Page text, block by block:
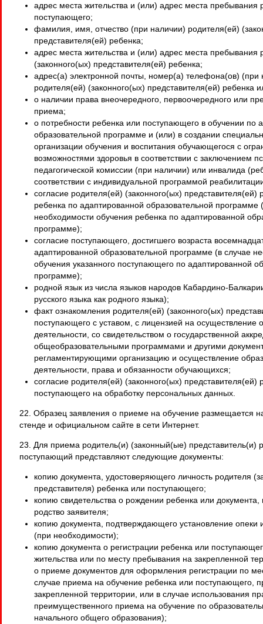
адрес места жительства и (или) адрес места пребывания
поступающего;
фамилия, имя, отчество (при наличии) родителя(ей)
представителя(ей) ребенка;
адрес места жительства и (или) адрес места пребывания
(законного(ых) представителя(ей) ребенка;
адрес(а) электронной почты, номер(а) телефона(ов) (при
родителя(ей) (законного(ых) представителя(ей) ребенка
о наличии права внеочередного, первоочередного или
приема;
о потребности ребенка или поступающего в обучении по
образовательной программе и (или) в создании
организации обучения и воспитания обучающегося с
возможностями здоровья в соответствии с заключением
педагогической комиссии (при наличии) или инвалида
соответствии с индивидуальной программой
согласие родителя(ей) (законного(ых) представителя(ей)
ребенка по адаптированной образовательной программе
необходимости обучения ребенка по адаптированной
программе);
согласие поступающего, достигшего возраста
адаптированной образовательной программе (в случае
обучения указанного поступающего по адаптированной
программе);
родной язык из числа языков народов Кабардино-
русского языка как родного языка);
факт ознакомления родителя(ей) (законного(ых)
поступающего с уставом, с лицензией на осуществление
деятельности, со свидетельством о государственной
общеобразовательными программами и другими
регламентирующими организацию и осуществление
деятельности, права и обязанности обучающихся;
согласие родителя(ей) (законного(ых) представителя(ей)
поступающего на обработку персональных данных.
22. Образец заявления о приеме на обучение размещается
стенде и официальном сайте в сети Интернет.
23. Для приема родитель(и) (законный(ые) представитель(и)
поступающий представляют следующие документы:
копию документа, удостоверяющего личность родителя
представителя) ребенка или поступающего;
копию свидетельства о рождении ребенка или
родство заявителя;
копию документа, подтверждающего установление опеки
(при необходимости);
копию документа о регистрации ребенка или
жительства или по месту пребывания на закрепленной
о приеме документов для оформления регистрации по
случае приема на обучение ребенка или поступающего,
закрепленной территории, или в случае использования
преимущественного приема на обучение по
начального общего образования);